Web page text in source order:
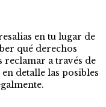
en tu lugar de
qué derechos
reclamar a través de
detalle las posibles